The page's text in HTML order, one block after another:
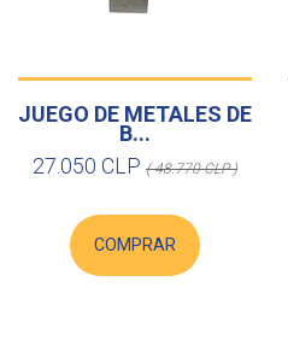
JUEGO DE METALES DE
B...
27.050 CLP ( 48.770 CLP )
COMPRAR